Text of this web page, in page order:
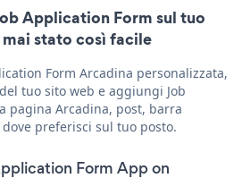
Application Form sul tuo
stato così facile
Form Arcadina personalizzata,
tuo sito web e aggiungi Job
pagina Arcadina, post, barra
preferisci sul tuo posto.
Form App on